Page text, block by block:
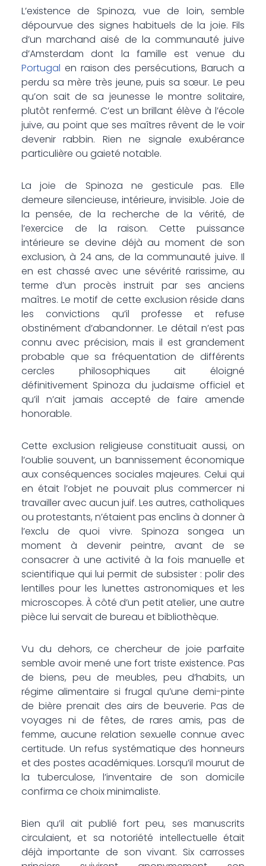
L’existence de Spinoza, vue de loin, semble
dépourvue des signes habituels de la joie. Fils
d’un marchand aisé de la communauté juive
d’Amsterdam dont la famille est venue du
Portugal en raison des persécutions, Baruch a
perdu sa mère très jeune, puis sa sœur. Le peu
qu’on sait de sa jeunesse le montre solitaire,
plutôt renfermé. C’est un brillant élève à l’école
juive, au point que ses maîtres rêvent de le voir
devenir rabbin. Rien ne signale exubérance
particulière ou gaieté notable.
La joie de Spinoza ne gesticule pas. Elle
demeure silencieuse, intérieure, invisible. Joie de
la pensée, de la recherche de la vérité, de
l’exercice de la raison. Cette puissance
intérieure se devine déjà au moment de son
exclusion, à 24 ans, de la communauté juive. Il
en est chassé avec une sévérité rarissime, au
terme d’un procès instruit par ses anciens
maîtres. Le motif de cette exclusion réside dans
les convictions qu’il professe et refuse
obstinément d’abandonner. Le détail n’est pas
connu avec précision, mais il est grandement
probable que sa fréquentation de différents
cercles philosophiques ait éloigné
définitivement Spinoza du judaïsme officiel et
qu’il n’ait jamais accepté de faire amende
honorable.
Cette exclusion religieuse constituait aussi, on
l’oublie souvent, un bannissement économique
aux conséquences sociales majeures. Celui qui
en était l’objet ne pouvait plus commercer ni
travailler avec aucun juif. Les autres, catholiques
ou protestants, n’étaient pas enclins à donner à
l’exclu de quoi vivre. Spinoza songea un
moment à devenir peintre, avant de se
consacrer à une activité à la fois manuelle et
scientifique qui lui permit de subsister : polir des
lentilles pour les lunettes astronomiques et les
microscopes. À côté d’un petit atelier, une autre
pièce lui servait de bureau et bibliothèque.
Vu du dehors, ce chercheur de joie parfaite
semble avoir mené une fort triste existence. Pas
de biens, peu de meubles, peu d’habits, un
régime alimentaire si frugal qu’une demi-pinte
de bière prenait des airs de beuverie. Pas de
voyages ni de fêtes, de rares amis, pas de
femme, aucune relation sexuelle connue avec
certitude. Un refus systématique des honneurs
et des postes académiques. Lorsqu’il mourut de
la tuberculose, l’inventaire de son domicile
confirma ce choix minimaliste.
Bien qu’il ait publié fort peu, ses manuscrits
circulaient, et sa notoriété intellectuelle était
déjà importante de son vivant. Six carrosses